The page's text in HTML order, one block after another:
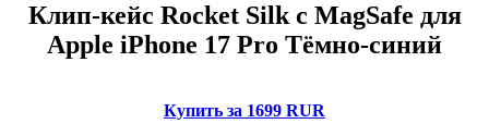
Клип-кейс Rocket Silk с MagSafe для
Apple iPhone 17 Pro Тёмно-синий
Купить за 1699 RUR